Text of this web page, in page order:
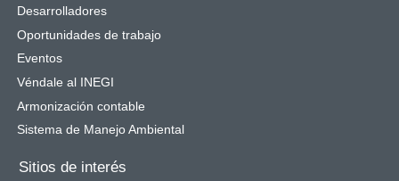
Desarrolladores
Oportunidades de trabajo
Eventos
Véndale al INEGI
Armonización contable
Sistema de Manejo Ambiental
Sitios de interés